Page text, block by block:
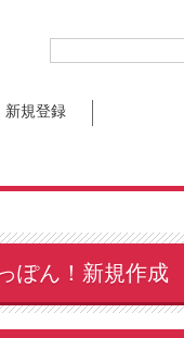
新規登録
ぽん！新規作成